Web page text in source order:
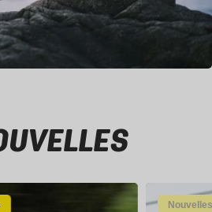
Nouvelles